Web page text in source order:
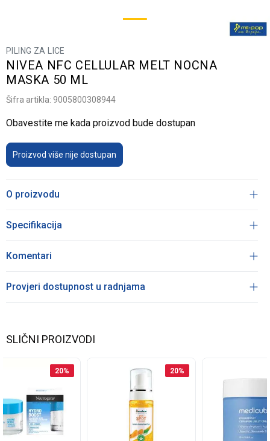
PILING ZA LICE
NIVEA NFC CELLULAR MELT NOCNA
MASKA 50 ML
Šifra artikla: 9005800308944
Obavestite me kada proizvod bude dostupan
Proizvod više nije dostupan
O proizvodu
Specifikacija
Komentari
Provjeri dostupnost u radnjama
SLIČNI PROIZVODI
20% 20%